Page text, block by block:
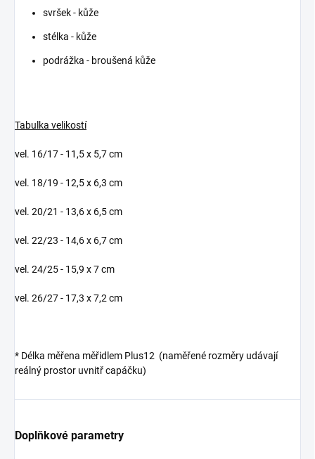
svršek - kůže
stélka - kůže
podrážka - broušená kůže
Tabulka velikostí
vel. 16/17 - 11,5 x 5,7 cm
vel. 18/19 - 12,5 x 6,3 cm
vel. 20/21 - 13,6 x 6,5 cm
vel. 22/23 - 14,6 x 6,7 cm
vel. 24/25 - 15,9 x 7 cm
vel. 26/27 - 17,3 x 7,2 cm
* Délka měřena měřidlem Plus12 (naměřené rozměry udávají
reálný prostor uvnitř capáčku)
Doplňkové parametry